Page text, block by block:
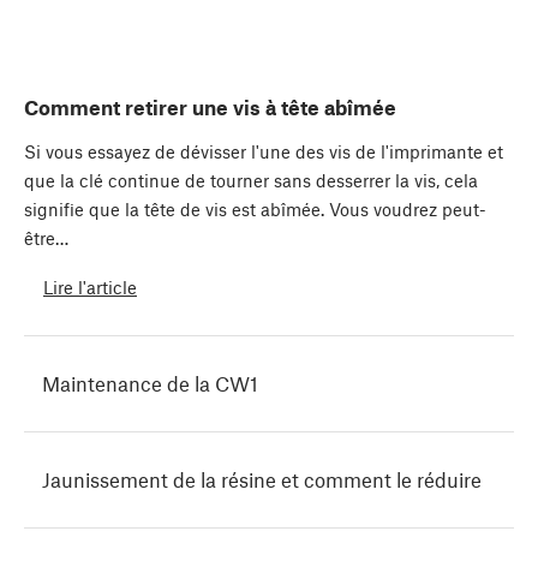
Comment retirer une vis à tête abîmée
Si vous essayez de dévisser l'une des vis de l'imprimante et
que la clé continue de tourner sans desserrer la vis, cela
signifie que la tête de vis est abîmée. Vous voudrez peut-
être…
Lire l'article
Maintenance de la CW1
Jaunissement de la résine et comment le réduire